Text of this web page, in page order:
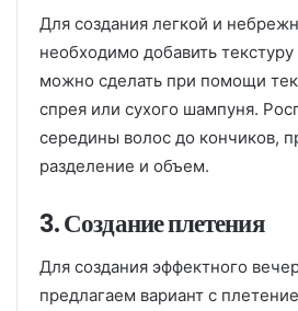
Для создания легкой и
необходимо добавить
можно сделать при помощи
спрея или сухого шампуня.
середины волос до кончиков,
разделение и объем.
3. Создание плетения
Для создания эффектного
предлагаем вариант с